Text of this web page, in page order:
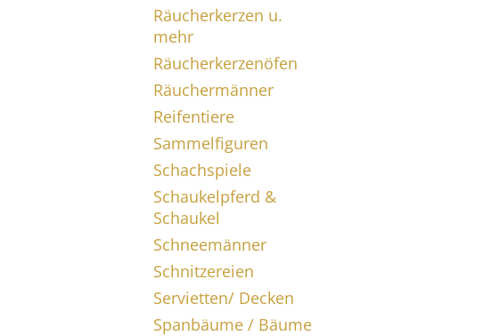
Räucherkerzen u.
mehr
Räucherkerzenöfen
Räuchermänner
Reifentiere
Sammelfiguren
Schachspiele
Schaukelpferd &
Schaukel
Schneemänner
Schnitzereien
Servietten/ Decken
Spanbäume / Bäume